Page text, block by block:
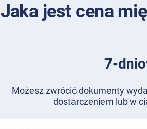
Jaka jest cena
7-
Możesz zwrócić dokumenty
dostarczeniem lub w